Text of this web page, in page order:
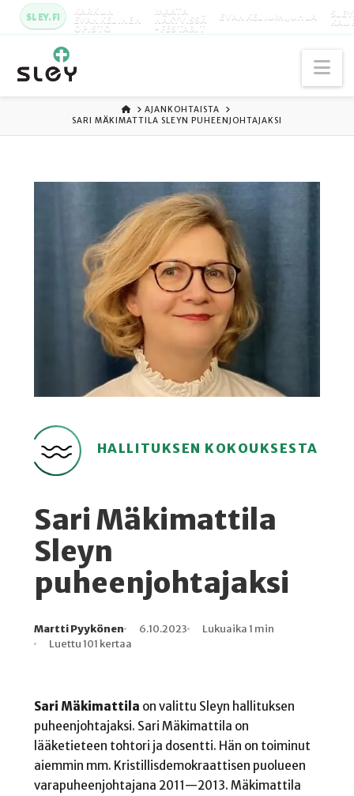
SLEY.FI KARKUN
EVANKELINEN
OPISTO
MAATA
NÄKYVISSÄ
-FESTARIT
EVANKELIUMIJUHLA
ETUSIVU
AJANKOHTAISTA
SARI MÄKIMATTILA SLEYN PUHEENJOHTAJAKSI
HALLITUKSEN KOKOUKSESTA
Sari Mäkimattila
Sleyn
puheenjohtajaksi
Kirjoittaja
Martti Pyykönen
Julkaistu
6.10.2023
Lukuaika
Lukuaika 1 min
Lukukertoja
Luettu 101 kertaa
Sari Mäkimattila on valittu Sleyn hallituksen
puheenjohtajaksi. Sari Mäkimattila on
lääketieteen tohtori ja dosentti. Hän on toiminut
aiemmin mm. Kristillisdemokraattisen puolueen
varapuheenjohtajana 2011—2013. Mäkimattila